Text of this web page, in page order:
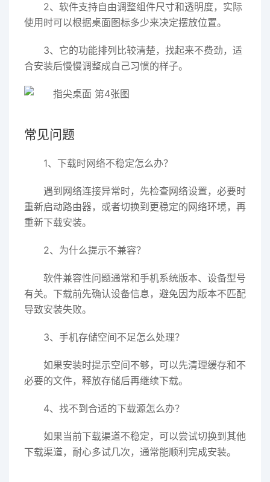
2、软件支持自由调整组件尺寸和透明度，实际
使用时可以根据桌面图标多少来决定摆放位置。
3、它的功能排列比较清楚，找起来不费劲，适
合安装后慢慢调整成自己习惯的样子。
常见问题
1、下载时网络不稳定怎么办？
遇到网络连接异常时，先检查网络设置，必要时
重新启动路由器，或者切换到更稳定的网络环境，再
重新下载安装。
2、为什么提示不兼容？
软件兼容性问题通常和手机系统版本、设备型号
有关。下载前先确认设备信息，避免因为版本不匹配
导致安装失败。
3、手机存储空间不足怎么处理？
如果安装时提示空间不够，可以先清理缓存和不
必要的文件，释放存储后再继续下载。
4、找不到合适的下载源怎么办？
如果当前下载渠道不稳定，可以尝试切换到其他
下载渠道，耐心多试几次，通常能顺利完成安装。